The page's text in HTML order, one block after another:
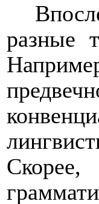
разные
Скорее,